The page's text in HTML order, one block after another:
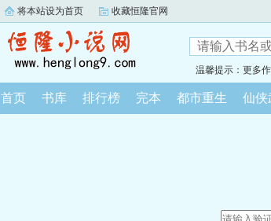
将本站设为首页 收藏恒隆官网
温馨提示：更多
首页 书库 排行榜 完本 都市重生 仙侠